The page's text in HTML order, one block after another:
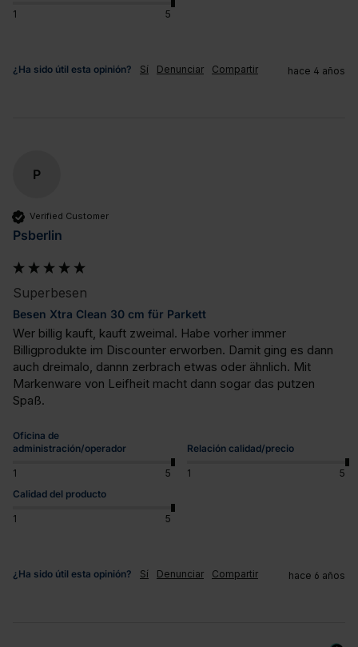
1 5
¿Ha sido útil esta opinión? Sí Denunciar Compartir hace 4 años
P
Verified Customer
Psberlin
Superbesen
Besen Xtra Clean 30 cm für Parkett
Wer billig kauft, kauft zweimal. Habe vorher immer
Billigprodukte im Discounter erworben. Damit ging es dann
auch dreimalo, dannn zerbrach etwas oder ähnlich. Mit
Markenware von Leifheit macht dann sogar das putzen
Spaß.
Oficina de
administración/operador
1 5
Relación calidad/precio
1
5
Calidad del producto
1 5
¿Ha sido útil esta opinión? Sí Denunciar Compartir hace 6 años